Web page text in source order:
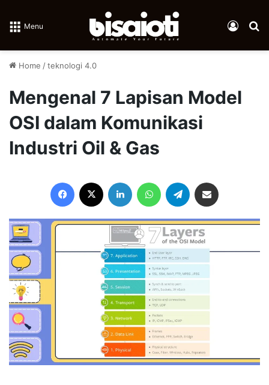
Menu Log In
Home /teknologi 4.0
Mengenal 7 Lapisan Model
OSI dalam Komunikasi
Industri Oil & Gas
Facebook LinkedIn WhatsAppTelegram